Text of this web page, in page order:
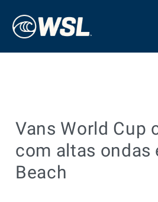
Vans World Cup
com altas ondas
Beach